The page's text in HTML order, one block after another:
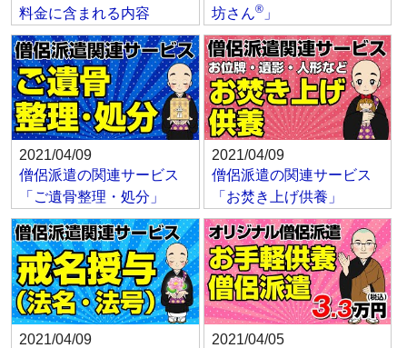
料金に含まれる内容
坊さん®」
2021/04/09
僧侶派遣の関連サービス
「ご遺骨整理・処分」
2021/04/09
僧侶派遣の関連サービス
「お焚き上げ供養」
2021/04/09
2021/04/05